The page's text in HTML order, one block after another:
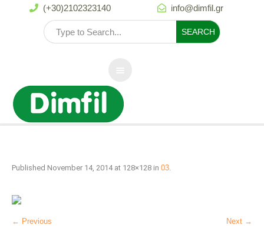
 (+30)2102323140  info@dimfil.gr
Published November 14, 2014at 128×128 in 03.
← Previous Next →